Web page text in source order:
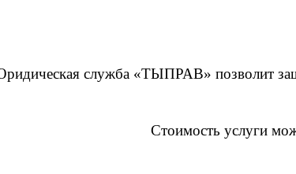
служба «ТЫПРАВ» позволит
Стоимость услуги